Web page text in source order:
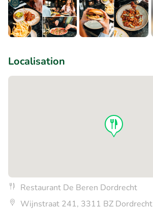
Localisation
Restaurant De Beren Dordrecht
Wijnstraat 241, 3311 BZ Dordrecht